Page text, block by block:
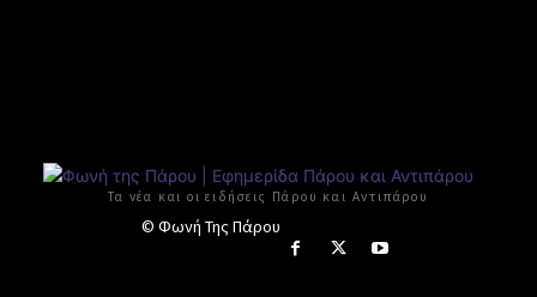
Τα νέα και οι ειδήσεις Πάρου και Αντιπάρου
© Φωνή Της Πάρου